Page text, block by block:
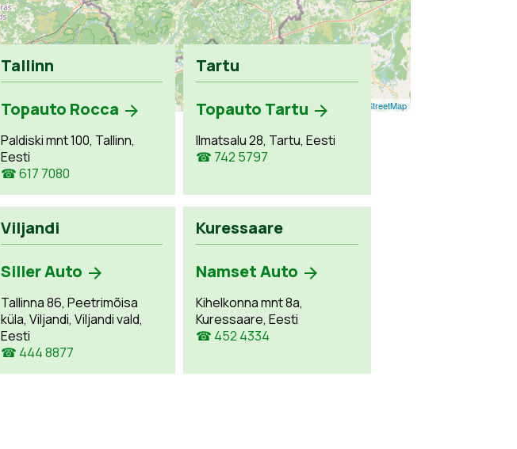
Leaflet OpenStreetMap
Tallinn
Topauto Rocca
Paldiski mnt 100, Tallinn,
Eesti
☎ 617 7080
Tartu
Topauto Tartu
Ilmatsalu 28, Tartu, Eesti
☎ 742 5797
Viljandi
Siller Auto
Tallinna 86, Peetrimõisa
küla, Viljandi, Viljandi vald,
Eesti
☎ 444 8877
Kuressaare
Namset Auto
Kihelkonna mnt 8a,
Kuressaare, Eesti
☎ 452 4334